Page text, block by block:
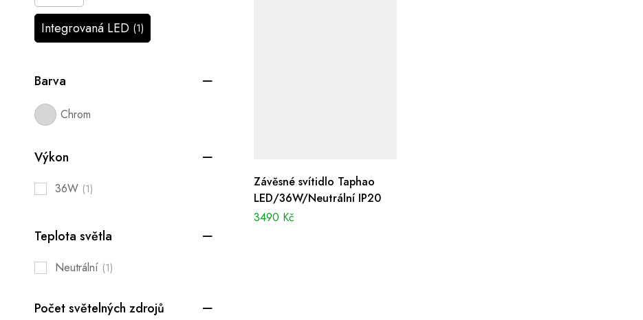
Integrovaná LED (1)
Barva
Chrom
Výkon
36W (1)
Teplota světla
Neutrální (1)
Počet světelných zdrojů
Závěsné svítidlo Taphao
LED/36W/Neutrální IP20
3490 Kč